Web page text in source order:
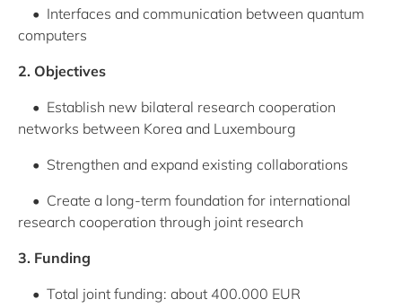
• Interfaces and communication between quantum
computers
2. Objectives
• Establish new bilateral research cooperation
networks between Korea and Luxembourg
• Strengthen and expand existing collaborations
• Create a long-term foundation for international
research cooperation through joint research
3. Funding
• Total joint funding: about 400.000 EUR